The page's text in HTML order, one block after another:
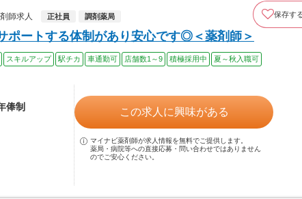
師求人
正社員 調剤薬局 保存す
ポートする体制があり安心です◎＜薬剤師＞
スキルアップ 駅チカ 車通勤可 店舗数1～9 積極採用中
夏～秋入職可
俸制 この求人に興味がある
マイナビ薬剤師が求人情報を無料でご提供します。
薬局・病院等への直接応募・問い合わせではありません
のでご安心ください。